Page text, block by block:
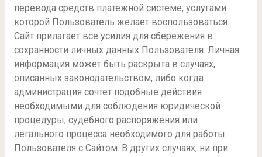
перевода средств платежной системе, услугами
которой Пользователь желает воспользоваться.
Сайт прилагает все усилия для сбережения в
сохранности личных данных Пользователя. Личная
информация может быть раскрыта в случаях,
описанных законодательством, либо когда
администрация сочтет подобные действия
необходимыми для соблюдения юридической
процедуры, судебного распоряжения или
легального процесса необходимого для работы
Пользователя с Сайтом. В других случаях, ни при